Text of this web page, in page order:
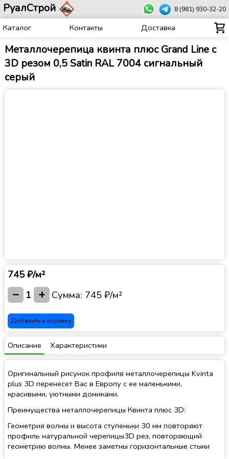
РуалСтрой 8 (981) 930-32-20
Каталог Контакты Доставка
Металлочерепица квинта плюс Grand Line c
3D резом 0,5 Satin RAL 7004 сигнальный
серый
745 ₽/м²
− 1 + Сумма: 745 ₽/м²
Добавить в корзину
Описание Характеристики
Оригинальный рисунок профиля металлочерепицы Kvinta
plus 3D перенесет Вас в Европу с ее маленькими,
красивыми, уютными домиками.
Преимущества металлочерепицы Квинта плюс 3D:
Геометрия волны и высота ступеньки 30 мм повторяют
профиль натуральной черепицы3D рез, повторяющий
геометрию волны. Менее заметны горизонтальные стыки